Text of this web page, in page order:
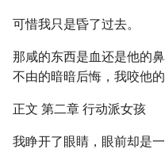
可惜我只是昏了过去。
那咸的东西是血还是他的
不由的暗暗后悔，我咬他的
正文 第二章 行动派女孩
我睁开了眼睛，眼前却是